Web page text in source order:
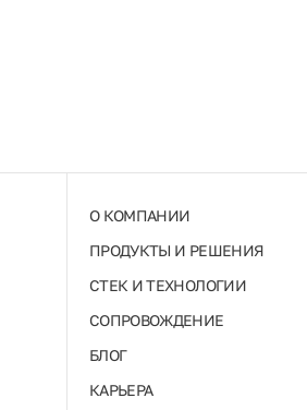
О КОМПАНИИ
ПРОДУКТЫ И РЕШЕНИЯ
СТЕК И ТЕХНОЛОГИИ
СОПРОВОЖДЕНИЕ
БЛОГ
КАРЬЕРА